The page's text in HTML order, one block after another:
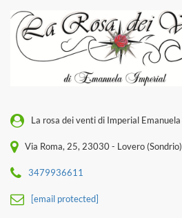
La rosa dei venti di Imperial Emanuela
Via Roma, 25, 23030 - Lovero (Sondrio)
3479936611
[email protected]